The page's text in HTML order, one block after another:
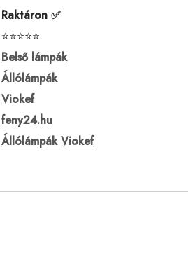
Raktáron ✅
⭐⭐⭐⭐⭐
Belső lámpák
Állólámpák
Viokef
feny24.hu
Állólámpák Viokef